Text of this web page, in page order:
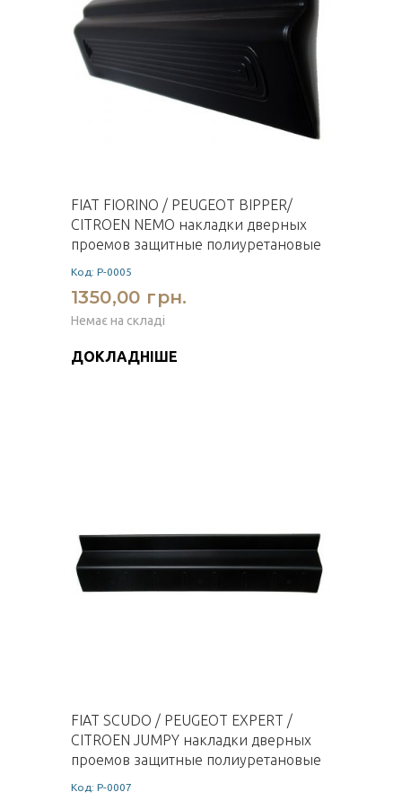
FIAT FIORINO / PEUGEOT BIPPER/
CITROEN NEMO накладки дверных
проемов защитные полиуретановые
Код: P-0005
1350,00 грн.
Немає на складі
ДОКЛАДНІШЕ
FIAT SCUDO / PEUGEOT EXPERT /
CITROEN JUMPY накладки дверных
проемов защитные полиуретановые
Код: P-0007